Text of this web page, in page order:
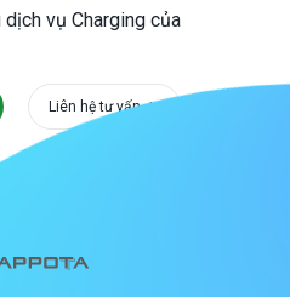
vụ Charging của
Liên hệ tư vấn